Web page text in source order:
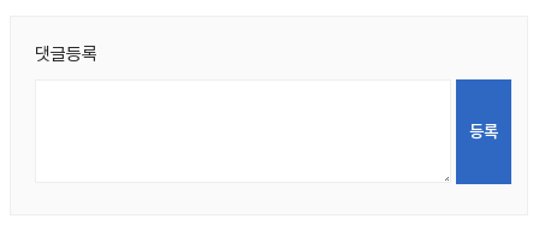
댓글등록